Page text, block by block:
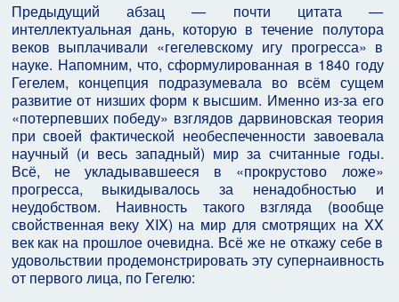
Предыдущий абзац — почти цитата —
интеллектуальная дань, которую в течение полутора
веков выплачивали «гегелевскому игу прогресса» в
науке. Напомним, что, сформулированная в 1840 году
Гегелем, концепция подразумевала во всём сущем
развитие от низших форм к высшим. Именно из-за его
«потерпевших победу» взглядов дарвиновская теория
при своей фактической необеспеченности завоевала
научный (и весь западный) мир за считанные годы.
Всё, не укладывавшееся в «прокрустово ложе»
прогресса, выкидывалось за ненадобностью и
неудобством. Наивность такого взгляда (вообще
свойственная веку XIX) на мир для смотрящих на XX
век как на прошлое очевидна. Всё же не откажу себе в
удовольствии продемонстрировать эту супернаивность
от первого лица, по Гегелю: